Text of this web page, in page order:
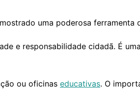
uma poderosa ferramenta
e responsabilidade cidadã. É
ou oficinas educativas. O